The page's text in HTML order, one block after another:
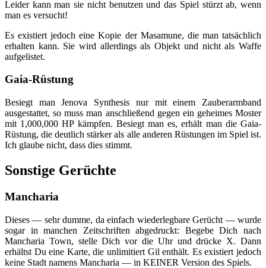
Leider kann man sie nicht benutzen und das Spiel stürzt ab, wenn
man es versucht!
Es existiert jedoch eine Kopie der Masamune, die man tatsächlich
erhalten kann. Sie wird allerdings als Objekt und nicht als Waffe
aufgelistet.
Gaia-Rüstung
Besiegt man Jenova Synthesis nur mit einem Zauberarmband
ausgestattet, so muss man anschließend gegen ein geheimes Moster
mit 1,000,000 HP kämpfen. Besiegt man es, erhält man die Gaia-
Rüstung, die deutlich stärker als alle anderen Rüstungen im Spiel ist.
Ich glaube nicht, dass dies stimmt.
Sonstige Gerüchte
Mancharia
Dieses — sehr dumme, da einfach wiederlegbare Gerücht — wurde
sogar in manchen Zeitschriften abgedruckt: Begebe Dich nach
Mancharia Town, stelle Dich vor die Uhr und drücke X. Dann
erhältst Du eine Karte, die unlimitiert Gil enthält. Es existiert jedoch
keine Stadt namens Mancharia — in KEINER Version des Spiels.